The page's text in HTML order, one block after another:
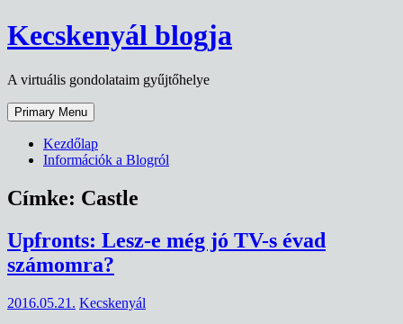
Skip
to
Kecskenyál blogja
A virtuális gondolataim gyűjtőhelye
Primary Menu
Kezdőlap
Információk a Blogról
Címke: Castle
Upfronts: Lesz-e még jó TV-s évad
számomra?
2016.05.21. Kecskenyál